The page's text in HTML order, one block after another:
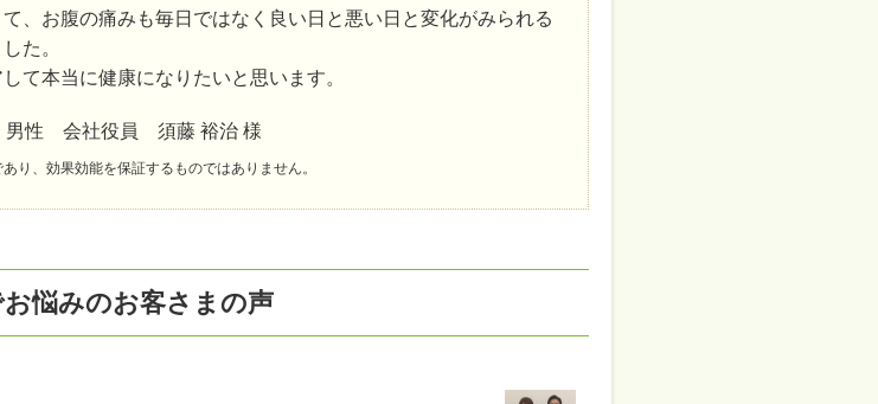
、お腹の痛みも毎日ではなく良い日と悪い日と変化がみられる
た。
て本当に健康になりたいと思います。
性 会社役員 須藤 裕治 様
り、効果効能を保証するものではありません。
お悩みのお客さまの声